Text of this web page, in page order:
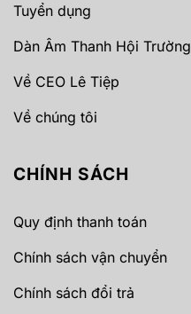
Tuyển dụng
Dàn Âm Thanh Hội Trường
Về CEO Lê Tiệp
Về chúng tôi
CHÍNH SÁCH
Quy định thanh toán
Chính sách vận chuyển
Chính sách đổi trả